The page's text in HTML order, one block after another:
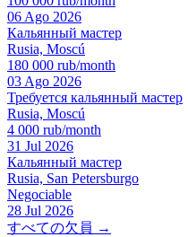
06 Ago 2026
Кальянный мастер
Rusia, Moscú
180 000 rub/month
03 Ago 2026
Требуется кальянный мастер
Rusia, Moscú
4 000 rub/month
31 Jul 2026
Кальянный мастер
Rusia, San Petersburgo
Negociable
28 Jul 2026
すべての欠員 →